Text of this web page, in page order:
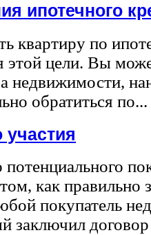
ипотечного
квартиру по
этой цели. Вы
недвижимости,
обратиться по...
участия
как правильно
покупатель
заключил